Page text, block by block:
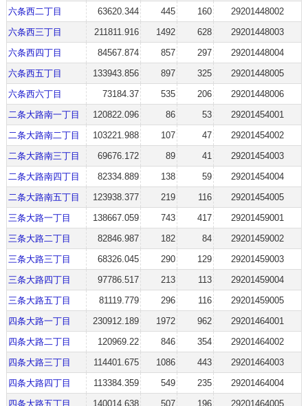
六条西二丁目
63620.344 445 160
29201448002
六条西三丁目
211811.916 1492 628
29201448003
六条西四丁目
84567.874 857 297
29201448004
六条西五丁目
133943.856 897 325
29201448005
六条西六丁目
73184.37 535 206
29201448006
二条大路南一丁目
120822.096 86 53
29201454001
二条大路南二丁目
103221.988 107 47
29201454002
二条大路南三丁目
69676.172 89 41
29201454003
二条大路南四丁目
82334.889 138 59
29201454004
二条大路南五丁目
123938.377 219 116
29201454005
三条大路一丁目
138667.059 743 417
29201459001
三条大路二丁目
82846.987 182 84
29201459002
三条大路三丁目
68326.045 290 129
29201459003
三条大路四丁目
97786.517 213 113
29201459004
三条大路五丁目
81119.779 296 116
29201459005
四条大路一丁目
230912.189 1972 962
29201464001
四条大路二丁目
120969.22 846 354
29201464002
四条大路三丁目
114401.675 1086 443
29201464003
四条大路四丁目
113384.359 549 235
29201464004
四条大路五丁目
140014.638 507 196
29201464005